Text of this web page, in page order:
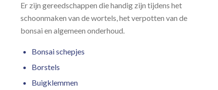
Er zijn gereedschappen die handig zijn tijdens het
schoonmaken van de wortels, het verpotten van de
bonsai en algemeen onderhoud.
Bonsai schepjes
Borstels
Buigklemmen